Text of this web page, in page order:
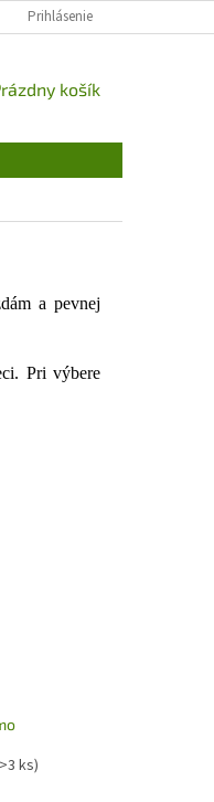
A PLATBA
Prihlásenie
košík
a pevnej
Pri výbere
ks)